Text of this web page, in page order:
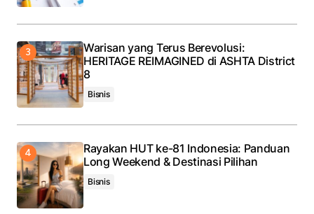
Warisan yang Terus Berevolusi:
HERITAGE REIMAGINED di ASHTA District
8
Bisnis
Rayakan HUT ke-81 Indonesia: Panduan
Long Weekend & Destinasi Pilihan
Bisnis